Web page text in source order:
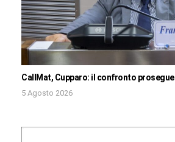
CallMat, Cupparo: il confronto prosegue
5 Agosto 2026